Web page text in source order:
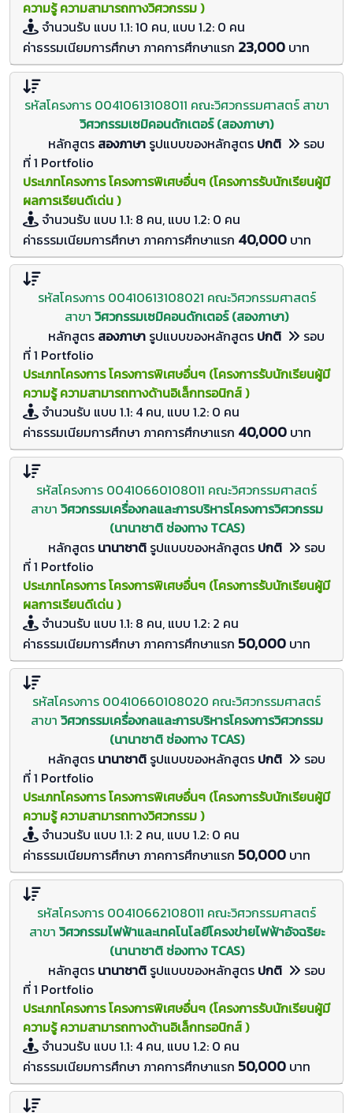
ความรู้ ความสามารถทางวิศวกรรม )
จำนวนรับ แบบ 1.1: 10 คน, แบบ 1.2: 0 คน
ค่าธรรมเนียมการศึกษา ภาคการศึกษาแรก 23,000 บาท
รหัสโครงการ 00410613108011 คณะวิศวกรรมศาสตร์ สาขา
วิศวกรรมเซมิคอนดักเตอร์ (สองภาษา)
หลักสูตร สองภาษา รูปแบบของหลักสูตร ปกติ
รอบ
ที่ 1 Portfolio
ประเภทโครงการ โครงการพิเศษอื่นๆ (โครงการรับนักเรียนผู้มี
ผลการเรียนดีเด่น )
จำนวนรับ แบบ 1.1: 8 คน, แบบ 1.2: 0 คน
ค่าธรรมเนียมการศึกษา ภาคการศึกษาแรก 40,000 บาท
รหัสโครงการ 00410613108021 คณะวิศวกรรมศาสตร์
สาขา วิศวกรรมเซมิคอนดักเตอร์ (สองภาษา)
หลักสูตร สองภาษา รูปแบบของหลักสูตร ปกติ
รอบ
ที่ 1 Portfolio
ประเภทโครงการ โครงการพิเศษอื่นๆ (โครงการรับนักเรียนผู้มี
ความรู้ ความสามารถทางด้านอิเล็กทรอนิกส์ )
จำนวนรับ แบบ 1.1: 4 คน, แบบ 1.2: 0 คน
ค่าธรรมเนียมการศึกษา ภาคการศึกษาแรก 40,000 บาท
รหัสโครงการ 00410660108011 คณะวิศวกรรมศาสตร์
สาขา วิศวกรรมเครื่องกลและการบริหารโครงการวิศวกรรม
(นานาชาติ ช่องทาง TCAS)
หลักสูตร นานาชาติ รูปแบบของหลักสูตร ปกติ
รอบ
ที่ 1 Portfolio
ประเภทโครงการ โครงการพิเศษอื่นๆ (โครงการรับนักเรียนผู้มี
ผลการเรียนดีเด่น )
จำนวนรับ แบบ 1.1: 8 คน, แบบ 1.2: 2 คน
ค่าธรรมเนียมการศึกษา ภาคการศึกษาแรก 50,000 บาท
รหัสโครงการ 00410660108020 คณะวิศวกรรมศาสตร์
สาขา วิศวกรรมเครื่องกลและการบริหารโครงการวิศวกรรม
(นานาชาติ ช่องทาง TCAS)
หลักสูตร นานาชาติ รูปแบบของหลักสูตร ปกติ
รอบ
ที่ 1 Portfolio
ประเภทโครงการ โครงการพิเศษอื่นๆ (โครงการรับนักเรียนผู้มี
ความรู้ ความสามารถทางวิศวกรรม )
จำนวนรับ แบบ 1.1: 2 คน, แบบ 1.2: 0 คน
ค่าธรรมเนียมการศึกษา ภาคการศึกษาแรก 50,000 บาท
รหัสโครงการ 00410662108011 คณะวิศวกรรมศาสตร์
สาขา วิศวกรรมไฟฟ้าและเทคโนโลยีโครงข่ายไฟฟ้าอัจฉริยะ
(นานาชาติ ช่องทาง TCAS)
หลักสูตร นานาชาติ รูปแบบของหลักสูตร ปกติ
รอบ
ที่ 1 Portfolio
ประเภทโครงการ โครงการพิเศษอื่นๆ (โครงการรับนักเรียนผู้มี
ความรู้ ความสามารถทางด้านอิเล็กทรอนิกส์ )
จำนวนรับ แบบ 1.1: 4 คน, แบบ 1.2: 0 คน
ค่าธรรมเนียมการศึกษา ภาคการศึกษาแรก 50,000 บาท